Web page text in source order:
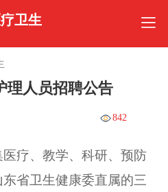
卫生
理人员招聘公告
842
疗、教学、科研、预防
省卫生健康委直属的三